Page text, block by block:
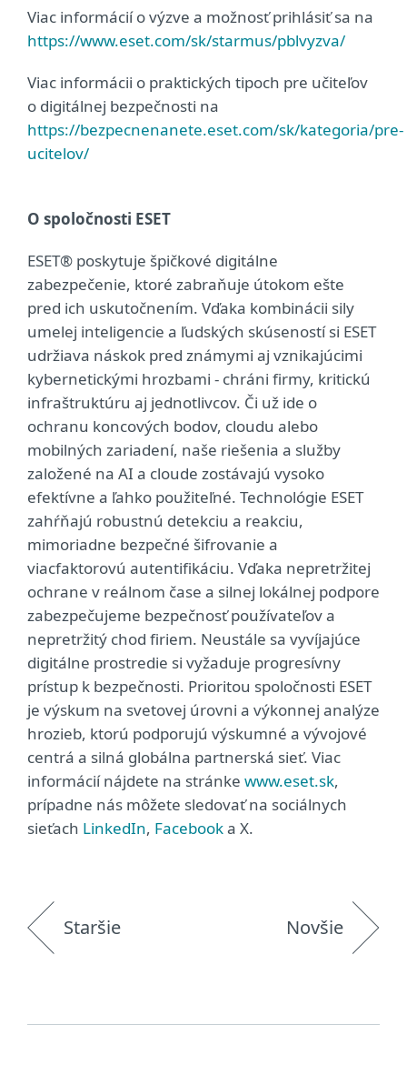
Viac informácií o výzve a možnosť prihlásiť sa na
https://www.eset.com/sk/starmus/pblvyzva/
Viac informácii o praktických tipoch pre učiteľov
o digitálnej bezpečnosti na
https://bezpecnenanete.eset.com/sk/kategoria/pre-
ucitelov/
O spoločnosti ESET
ESET® poskytuje špičkové digitálne
zabezpečenie, ktoré zabraňuje útokom ešte
pred ich uskutočnením. Vďaka kombinácii sily
umelej inteligencie a ľudských skúseností si ESET
udržiava náskok pred známymi aj vznikajúcimi
kybernetickými hrozbami - chráni firmy, kritickú
infraštruktúru aj jednotlivcov. Či už ide o
ochranu koncových bodov, cloudu alebo
mobilných zariadení, naše riešenia a služby
založené na AI a cloude zostávajú vysoko
efektívne a ľahko použiteľné. Technológie ESET
zahŕňajú robustnú detekciu a reakciu,
mimoriadne bezpečné šifrovanie a
viacfaktorovú autentifikáciu. Vďaka nepretržitej
ochrane v reálnom čase a silnej lokálnej podpore
zabezpečujeme bezpečnosť používateľov a
nepretržitý chod firiem. Neustále sa vyvíjajúce
digitálne prostredie si vyžaduje progresívny
prístup k bezpečnosti. Prioritou spoločnosti ESET
je výskum na svetovej úrovni a výkonnej analýze
hrozieb, ktorú podporujú výskumné a vývojové
centrá a silná globálna partnerská sieť. Viac
informácií nájdete na stránke www.eset.sk,
prípadne nás môžete sledovať na sociálnych
sieťach LinkedIn, Facebooka X.
Staršie Novšie